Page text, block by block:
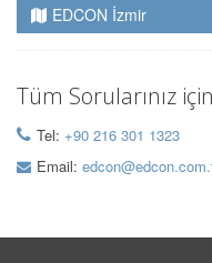
EDCON İzmir
Tüm Sorularınız için
Tel: +90 216 301 1323
Email: